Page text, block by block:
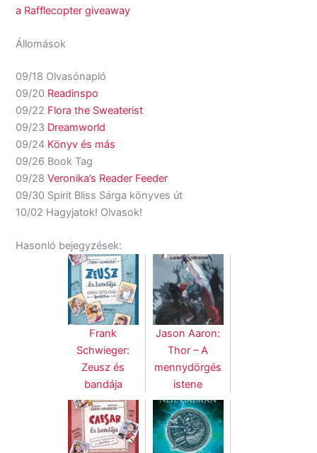
a Rafflecopter giveaway
Állomások
09/18 Olvasónapló
09/20 Readinspo
09/22 Flora the Sweaterist
09/23 Dreamworld
09/24 Könyv és más
09/26 Book Tag
09/28Veronika’s Reader Feeder
09/30 Spirit Bliss Sárga könyves út
10/02 Hagyjatok! Olvasok!
Hasonló bejegyzések:
Frank
Schwieger:
Zeusz és
bandája
Jason Aaron:
Thor – ​A
mennydörgés
istene